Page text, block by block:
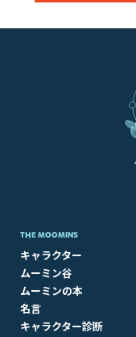
THE MOOMINS
キャラクター
ムーミン谷
ムーミンの本
名言
キャラクター診断